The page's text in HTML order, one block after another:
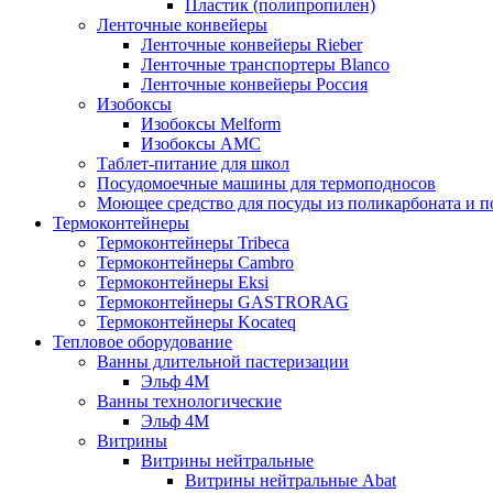
Пластик (полипропилен)
Ленточные конвейеры
Ленточные конвейеры Rieber
Ленточные транспортеры Blanco
Ленточные конвейеры Россия
Изобоксы
Изобоксы Melform
Изобоксы AMC
Таблет-питание для школ
Посудомоечные машины для термоподносов
Моющее средство для посуды из поликарбоната и
Термоконтейнеры
Термоконтейнеры Tribeca
Термоконтейнеры Cambro
Термоконтейнеры Eksi
Термоконтейнеры GASTRORAG
Термоконтейнеры Kocateq
Тепловое оборудование
Ванны длительной пастеризации
Эльф 4М
Ванны технологические
Эльф 4М
Витрины
Витрины нейтральные
Витрины нейтральные Abat